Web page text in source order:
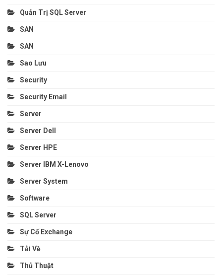
Quản Trị SQL Server
SAN
SAN
Sao Lưu
Security
Security Email
Server
Server Dell
Server HPE
Server IBM X-Lenovo
Server System
Software
SQL Server
Sự Cố Exchange
Tải Về
Thủ Thuật